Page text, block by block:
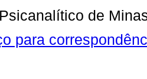
de
para